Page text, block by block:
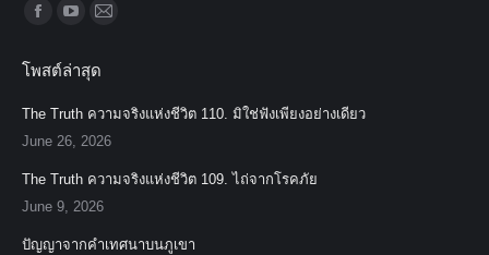
Find us on:
opens
in
new
opens
in
new
in
new
โพสต์ล่าสุด
The Truth ความจริงแห่งชีวิต 110. มิใช่ฟังเพียงอย่างเดียว
June 26, 2026
The Truth ความจริงแห่งชีวิต 109. ไถ่จากโรคภัย
June 9, 2026
ปัญญาจากคำเทศนาบนภูเขา